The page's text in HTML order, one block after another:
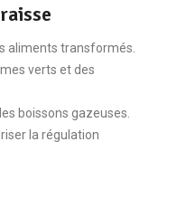
aliments transformés.
verts et des
boissons gazeuses.
la régulation